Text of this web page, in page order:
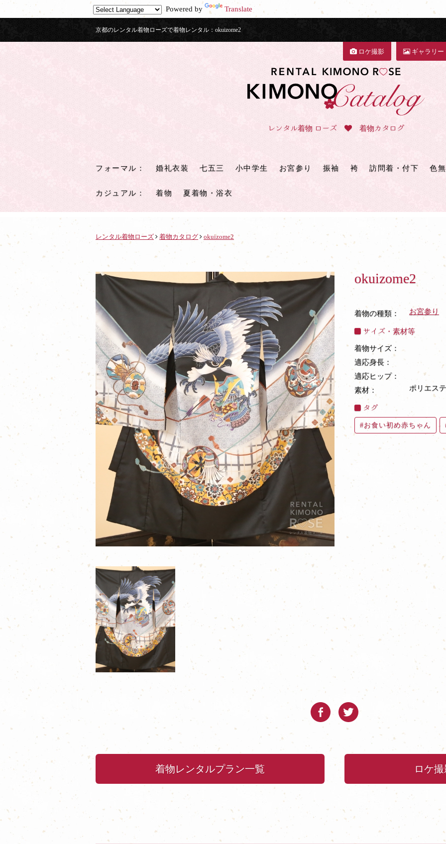
Powered by Translate
京都のレンタル着物ローズで着物レンタル：okuizome2
ロケ撮影 ギャラリー
レンタル着物 ローズ 着物カタログ
フォーマル ： 婚礼衣装 七五三 小中学生 お宮参り 振袖 袴 訪問着・付下 色
カジュアル ： 着物 夏着物・浴衣
レンタル着物ローズ 着物カタログ okuizome2
okuizome2
着物の種類： お宮参り
サイズ・素材等
着物サイズ：
適応身長：
適応ヒップ：
素材：
ポリエス
タグ
お食い初め赤ちゃん
着物レンタルプラン一覧 ロケ